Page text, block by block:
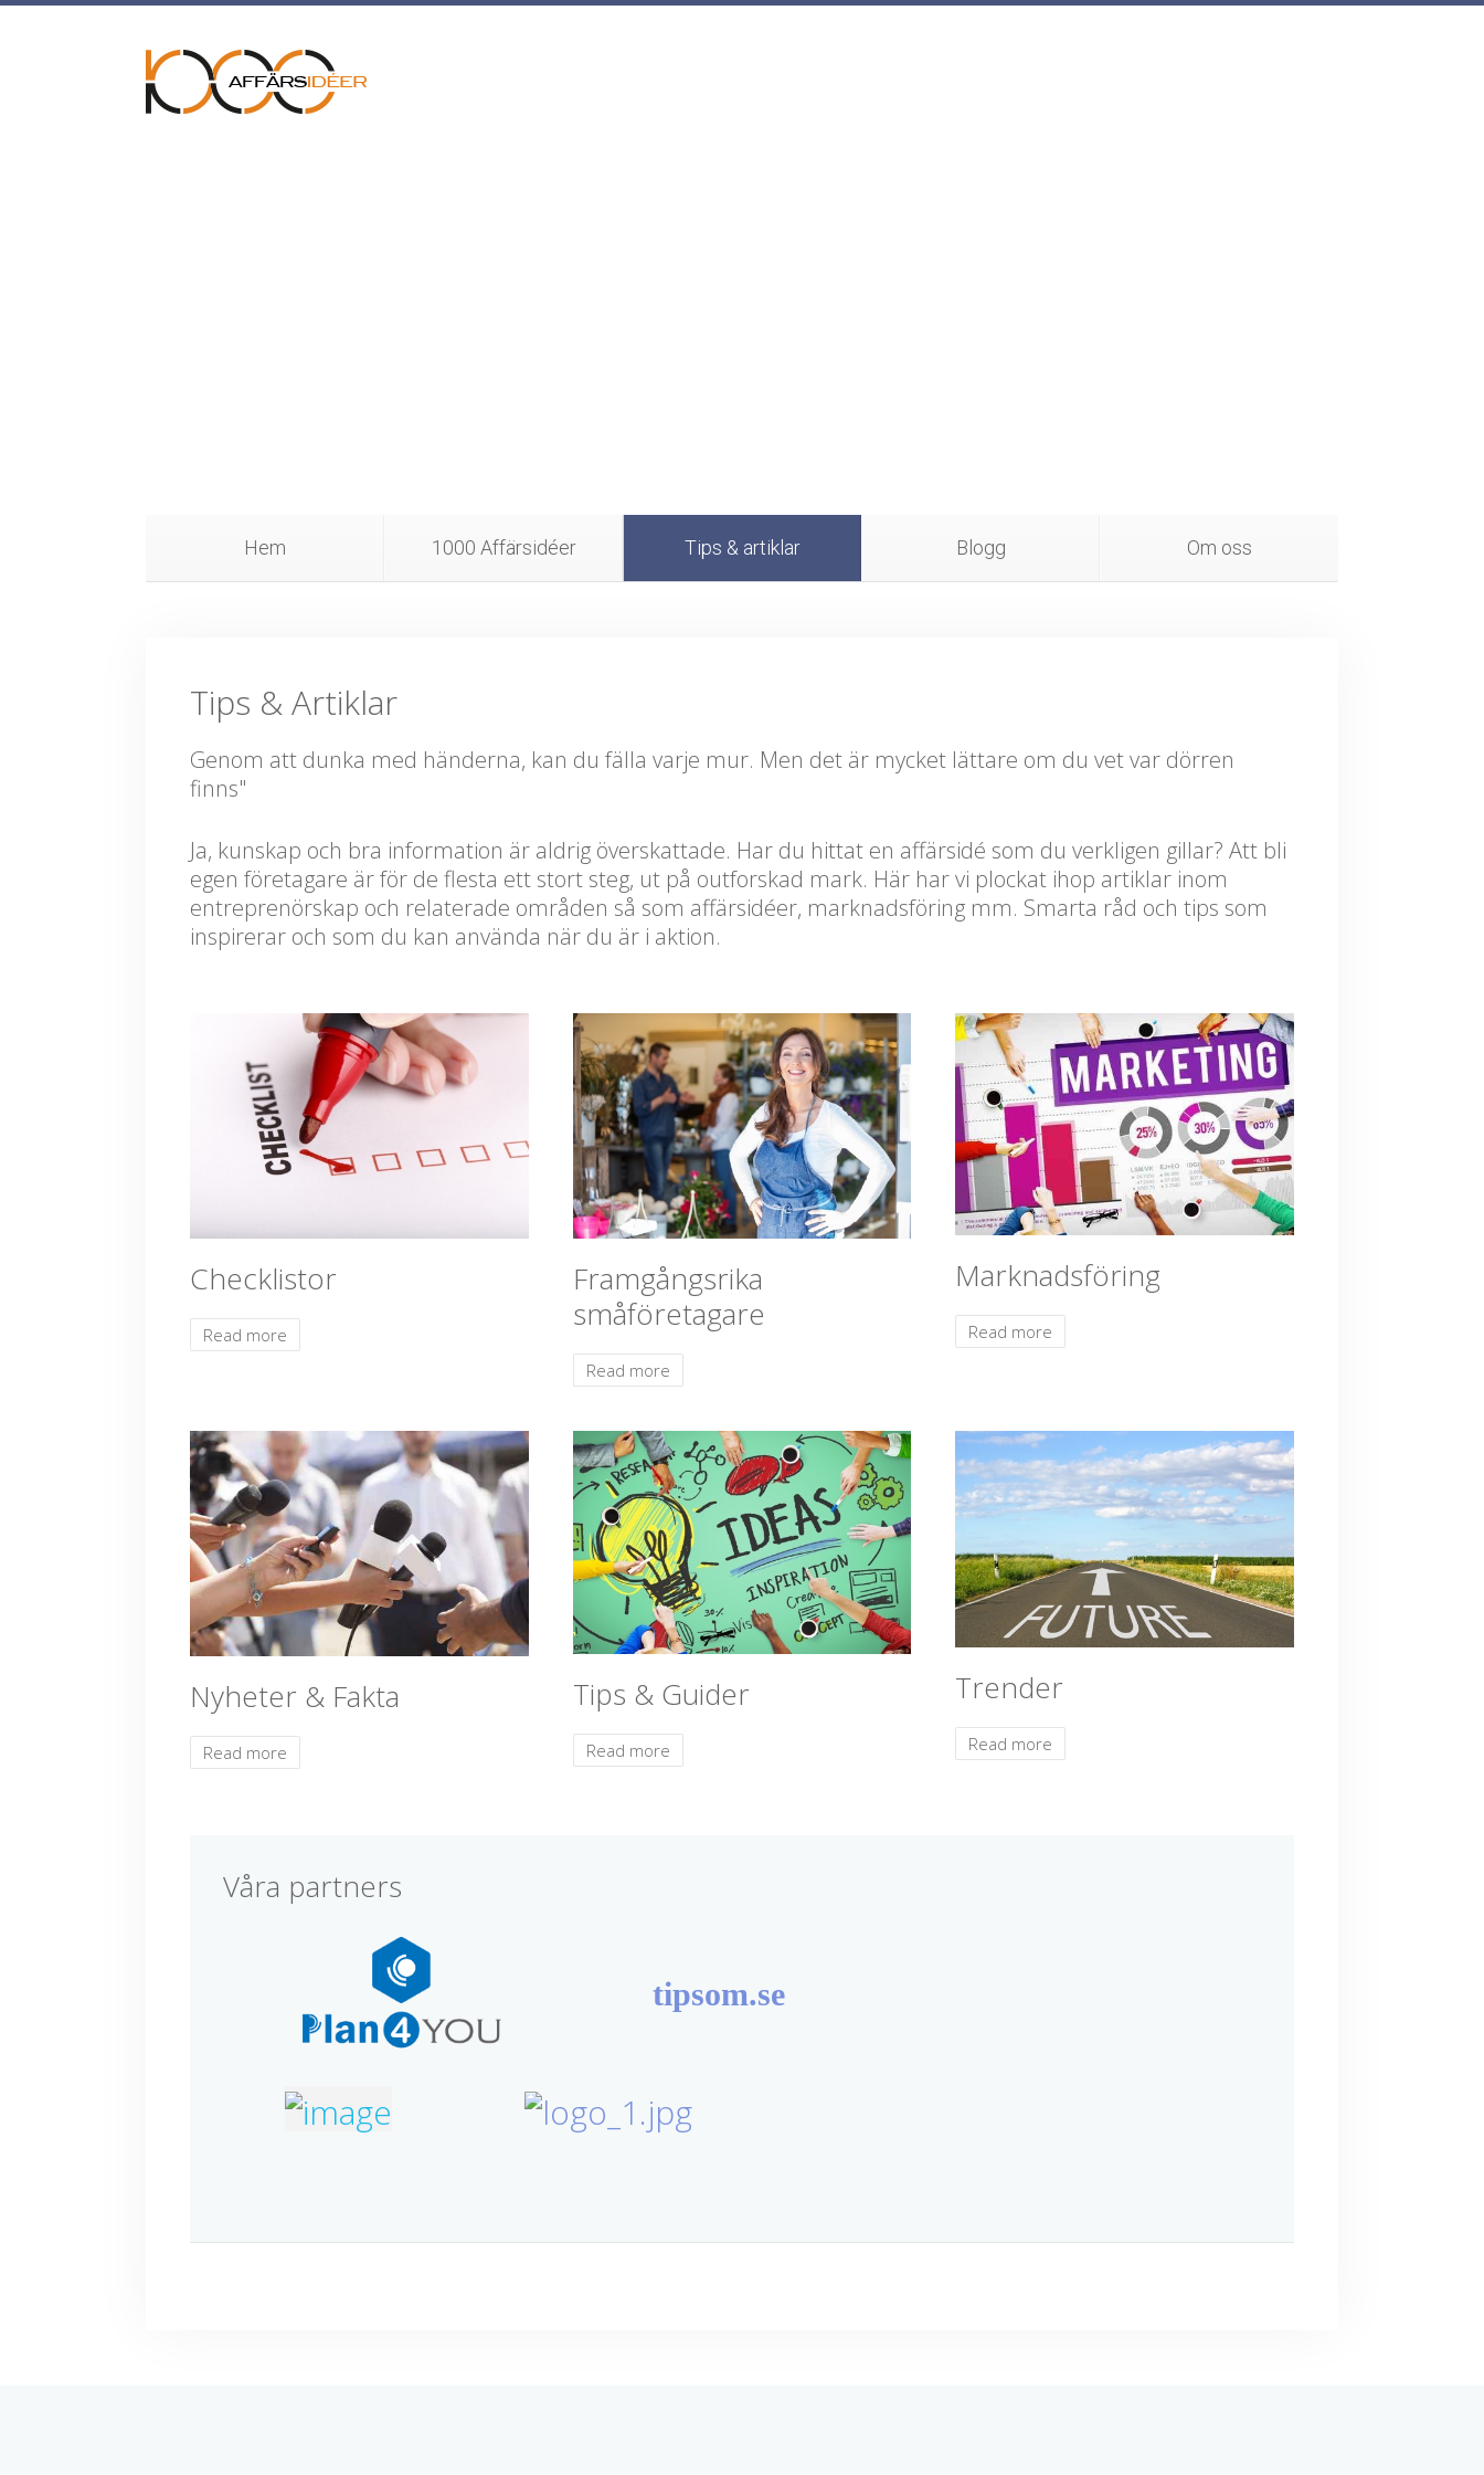
Hem 1000 Affärsidéer Tips & artiklar Blogg Om oss
Tips & Artiklar
Genom att dunka med händerna, kan du fälla varje mur. Men det är mycket lättare om du vet var dörren
finns"
Ja, kunskap och bra information är aldrig överskattade. Har du hittat en affärsidé som du verkligen gillar? Att bli
egen företagare är för de flesta ett stort steg, ut på outforskad mark. Här har vi plockat ihop artiklar inom
entreprenörskap och relaterade områden så som affärsidéer, marknadsföring mm. Smarta råd och tips som
inspirerar och som du kan använda när du är i aktion.
Checklistor
Read more
Framgångsrika
småföretagare
Read more
Marknadsföring
Read more
Nyheter & Fakta
Read more
Tips & Guider
Read more
Trender
Read more
Våra partners
tipsom.se